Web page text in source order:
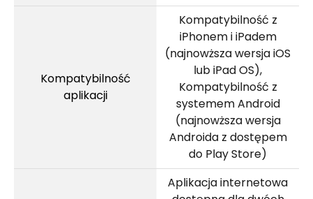
Kompatybilność
aplikacji
Kompatybilność z
iPhonem i iPadem
(najnowższa wersja iOS
lub iPad OS),
Kompatybilność z
systemem Android
(najnowższa wersja
Androida z dostępem
do Play Store)
Aplikacja internetowa